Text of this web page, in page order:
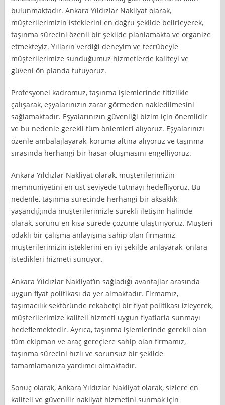
bulunmaktadır. Ankara Yıldızlar Nakliyat olarak,
müşterilerimizin isteklerini en doğru şekilde belirleyerek,
taşınma sürecini özenli bir şekilde planlamakta ve organize
etmekteyiz. Yılların verdiği deneyim ve tecrübeyle
müşterilerimize sunduğumuz hizmetlerde kaliteyi ve
güveni ön planda tutuyoruz.
Profesyonel kadromuz, taşınma işlemlerinde titizlikle
çalışarak, eşyalarınızın zarar görmeden nakledilmesini
sağlamaktadır. Eşyalarınızın güvenliği bizim için önemlidir
ve bu nedenle gerekli tüm önlemleri alıyoruz. Eşyalarınızı
özenle ambalajlayarak, koruma altına alıyoruz ve taşınma
sırasında herhangi bir hasar oluşmasını engelliyoruz.
Ankara Yıldızlar Nakliyat olarak, müşterilerimizin
memnuniyetini en üst seviyede tutmayı hedefliyoruz. Bu
nedenle, taşınma sürecinde herhangi bir aksaklık
yaşandığında müşterilerimizle sürekli iletişim halinde
olarak, sorunu en kısa sürede çözüme ulaştırıyoruz. Müşteri
odaklı bir çalışma anlayışına sahip olan firmamız,
müşterilerimizin isteklerini en iyi şekilde anlayarak, onlara
istedikleri hizmeti sunuyor.
Ankara Yıldızlar Nakliyat’ın sağladığı avantajlar arasında
uygun fiyat politikası da yer almaktadır. Firmamız,
taşımacılık sektöründe rekabetçi bir fiyat politikası izleyerek,
müşterilerimize kaliteli hizmeti uygun fiyatlarla sunmayı
hedeflemektedir. Ayrıca, taşınma işlemlerinde gerekli olan
tüm ekipman ve araç gereçlere sahip olan firmamız,
taşınma sürecini hızlı ve sorunsuz bir şekilde
tamamlamanıza yardımcı olmaktadır.
Sonuç olarak, Ankara Yıldızlar Nakliyat olarak, sizlere en
kaliteli ve güvenilir nakliyat hizmetini sunmak için